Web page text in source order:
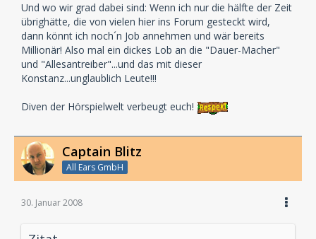
Und wo wir grad dabei sind: Wenn ich nur die hälfte der Zeit
übrighätte, die von vielen hier ins Forum gesteckt wird,
dann könnt ich noch´n Job annehmen und wär bereits
Millionär! Also mal ein dickes Lob an die "Dauer-Macher"
und "Allesantreiber"...und das mit dieser
Konstanz...unglaublich Leute!!!
Diven der Hörspielwelt verbeugt euch!
Captain Blitz
All Ears GmbH
30. Januar 2008